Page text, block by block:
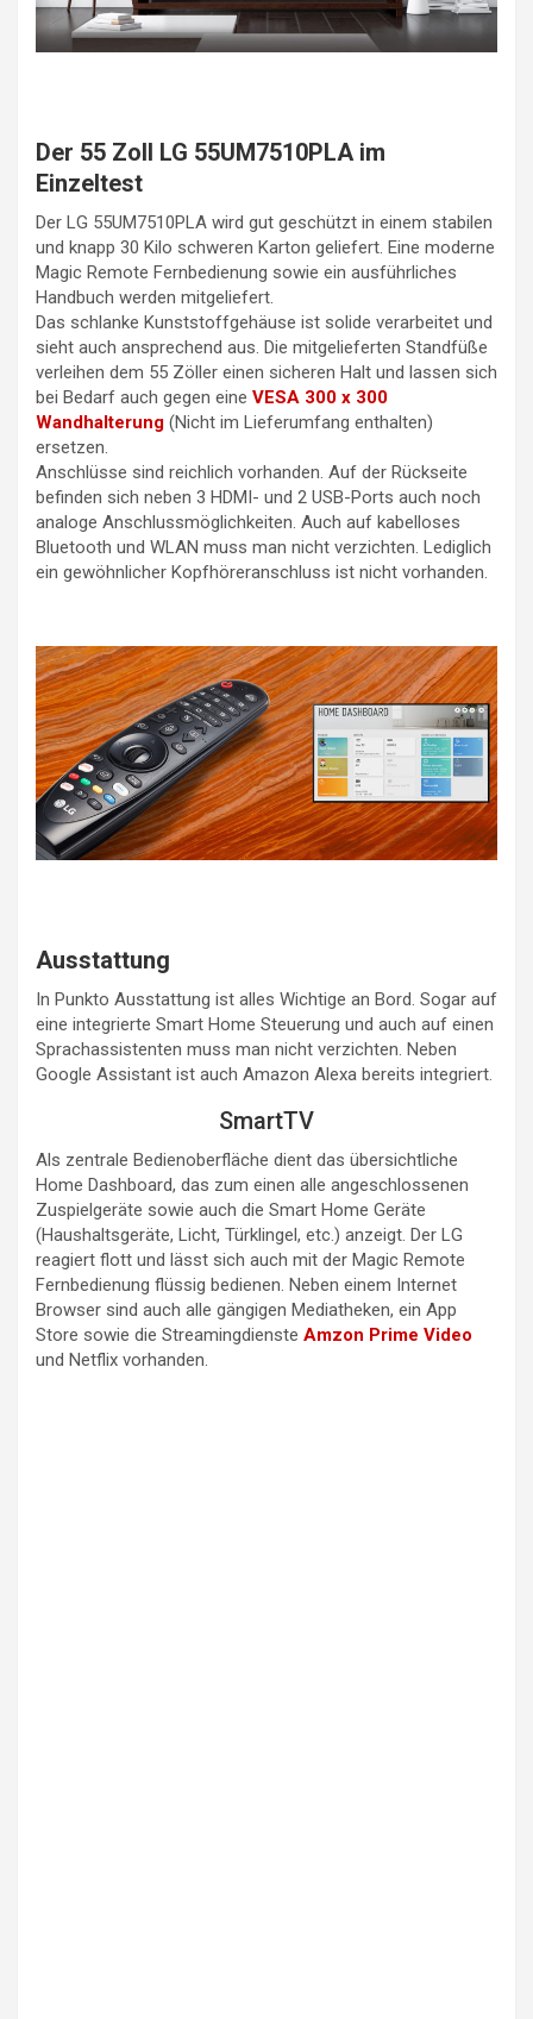
Der 55 Zoll LG 55UM7510PLA im
Einzeltest
Der LG 55UM7510PLA wird gut geschützt in einem stabilen
und knapp 30 Kilo schweren Karton geliefert. Eine moderne
Magic Remote Fernbedienung sowie ein ausführliches
Handbuch werden mitgeliefert.
Das schlanke Kunststoffgehäuse ist solide verarbeitet und
sieht auch ansprechend aus. Die mitgelieferten Standfüße
verleihen dem 55 Zöller einen sicheren Halt und lassen sich
bei Bedarf auch gegen eine VESA 300 x 300
Wandhalterung (Nicht im Lieferumfang enthalten)
ersetzen.
Anschlüsse sind reichlich vorhanden. Auf der Rückseite
befinden sich neben 3 HDMI- und 2 USB-Ports auch noch
analoge Anschlussmöglichkeiten. Auch auf kabelloses
Bluetooth und WLAN muss man nicht verzichten. Lediglich
ein gewöhnlicher Kopfhöreranschluss ist nicht vorhanden.
Ausstattung
In Punkto Ausstattung ist alles Wichtige an Bord. Sogar auf
eine integrierte Smart Home Steuerung und auch auf einen
Sprachassistenten muss man nicht verzichten. Neben
Google Assistant ist auch Amazon Alexa bereits integriert.
SmartTV
Als zentrale Bedienoberfläche dient das übersichtliche
Home Dashboard, das zum einen alle angeschlossenen
Zuspielgeräte sowie auch die Smart Home Geräte
(Haushaltsgeräte, Licht, Türklingel, etc.) anzeigt. Der LG
reagiert flott und lässt sich auch mit der Magic Remote
Fernbedienung flüssig bedienen. Neben einem Internet
Browser sind auch alle gängigen Mediatheken, ein App
Store sowie die Streamingdienste Amzon Prime Video
und Netflix vorhanden.